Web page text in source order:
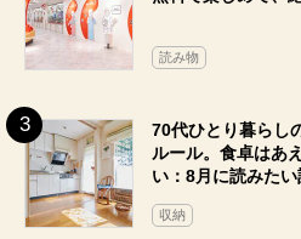
読み物
70代ひとり暮らし
ルール。食卓はあ
い：8月に読みた
収納